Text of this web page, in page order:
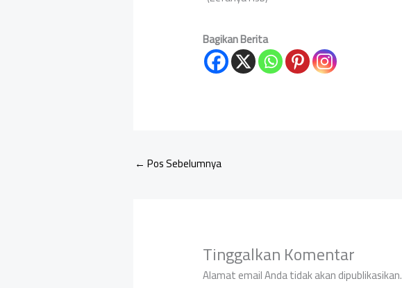
Bagikan Berita
← Pos Sebelumnya
Tinggalkan Komentar
Alamat email Anda tidak akan dipublikasikan.